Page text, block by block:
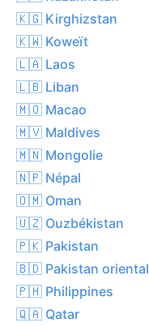
🇰🇬 Kirghizstan
🇰🇼 Koweït
🇱🇦 Laos
🇱🇧 Liban
🇲🇴 Macao
🇲🇻 Maldives
🇲🇳 Mongolie
🇳🇵 Népal
🇴🇲 Oman
🇺🇿 Ouzbékistan
🇵🇰 Pakistan
🇧🇩 Pakistan oriental
🇵🇭 Philippines
🇶🇦 Qatar